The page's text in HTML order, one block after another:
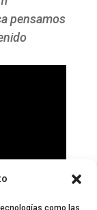
como las
pensamos